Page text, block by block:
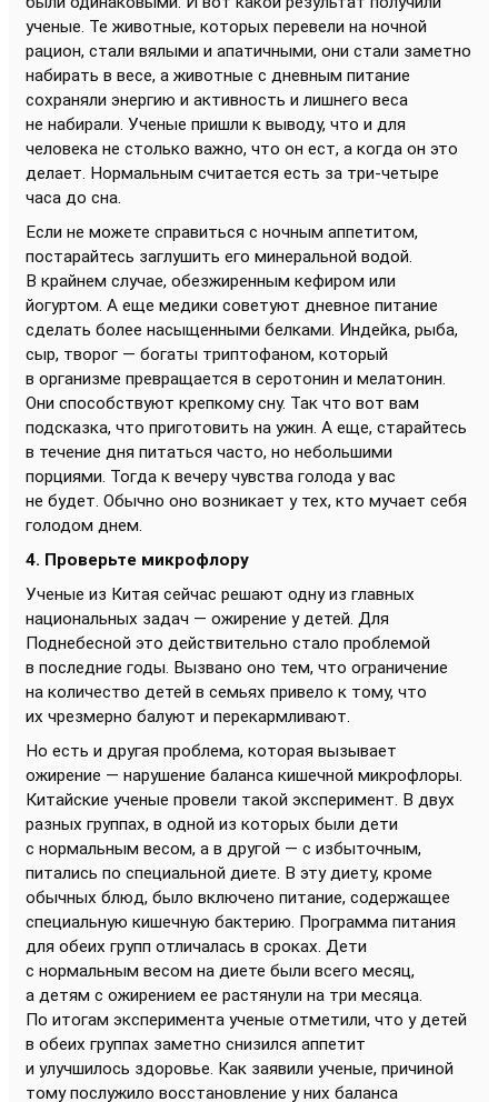
ученые. Те животные, которых перевели на ночной
рацион, стали вялыми и апатичными, они стали заметно
набирать в весе, а животные с дневным питание
сохраняли энергию и активность и лишнего веса
не набирали. Ученые пришли к выводу, что и для
человека не столько важно, что он ест, а когда он это
делает. Нормальным считается есть за три-четыре
часа до сна.
Если не можете справиться с ночным аппетитом,
постарайтесь заглушить его минеральной водой.
В крайнем случае, обезжиренным кефиром или
йогуртом. А еще медики советуют дневное питание
сделать более насыщенными белками. Индейка, рыба,
сыр, творог — богаты триптофаном, который
в организме превращается в серотонин и мелатонин.
Они способствуют крепкому сну. Так что вот вам
подсказка, что приготовить на ужин. А еще, старайтесь
в течение дня питаться часто, но небольшими
порциями. Тогда к вечеру чувства голода у вас
не будет. Обычно оно возникает у тех, кто мучает себя
голодом днем.
4. Проверьте микрофлору
Ученые из Китая сейчас решают одну из главных
национальных задач — ожирение у детей. Для
Поднебесной это действительно стало проблемой
в последние годы. Вызвано оно тем, что ограничение
на количество детей в семьях привело к тому, что
их чрезмерно балуют и перекармливают.
Но есть и другая проблема, которая вызывает
ожирение — нарушение баланса кишечной микрофлоры.
Китайские ученые провели такой эксперимент. В двух
разных группах, в одной из которых были дети
с нормальным весом, а в другой — с избыточным,
питались по специальной диете. В эту диету, кроме
обычных блюд, было включено питание, содержащее
специальную кишечную бактерию. Программа питания
для обеих групп отличалась в сроках. Дети
с нормальным весом на диете были всего месяц,
а детям с ожирением ее растянули на три месяца.
По итогам эксперимента ученые отметили, что у детей
в обеих группах заметно снизился аппетит
и улучшилось здоровье. Как заявили ученые, причиной
тому послужило восстановление у них баланса